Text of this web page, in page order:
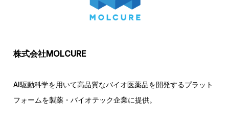
株式会社MOLCURE
AI駆動科学を用いて高品質なバイオ医薬品を開発するプラット
フォームを製薬・バイオテック企業に提供。